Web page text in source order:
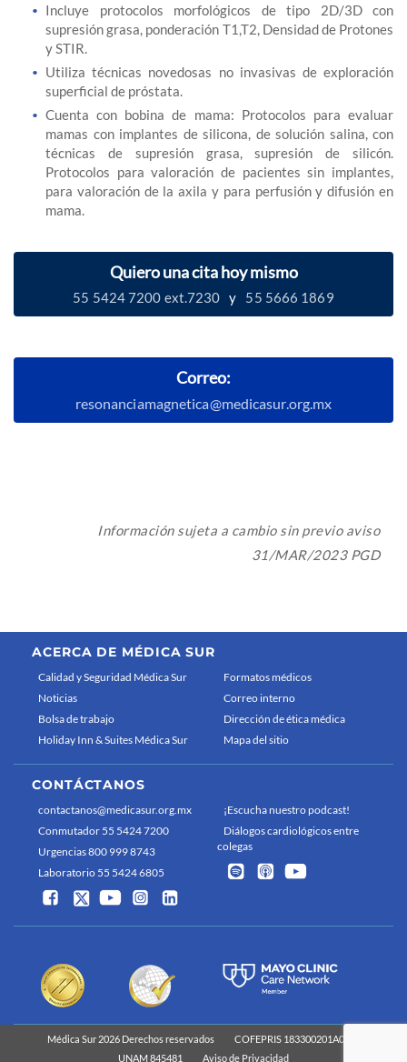
Incluye protocolos morfológicos de tipo 2D/3D con
supresión grasa, ponderación T1,T2, Densidad de Protones
y STIR.
Utiliza técnicas novedosas no invasivas de exploración
superficial de próstata.
Cuenta con bobina de mama: Protocolos para evaluar
mamas con implantes de silicona, de solución salina, con
técnicas de supresión grasa, supresión de silicón.
Protocolos para valoración de pacientes sin implantes,
para valoración de la axila y para perfusión y difusión en
mama.
Quiero una cita hoy mismo
55 5424 7200 ext.7230 y 55 5666 1869
Correo:
resonanciamagnetica@medicasur.org.mx
Información sujeta a cambio sin previo aviso
31/MAR/2023 PGD
ACERCA DE MÉDICA SUR
Calidad y Seguridad Médica Sur
Noticias
Bolsa de trabajo
Holiday Inn & Suites Médica Sur
Formatos médicos
Correo interno
Dirección de ética médica
Mapa del sitio
CONTÁCTANOS
contactanos@medicasur.org.mx
Conmutador 55 5424 7200
Urgencias 800 999 8743
Laboratorio 55 5424 6805
¡Escucha nuestro podcast!
Diálogos cardiológicos entre
colegas
Médica Sur 2026 Derechos reservados
COFEPRIS 183300201A0829
UNAM 845481
Aviso de Privacidad